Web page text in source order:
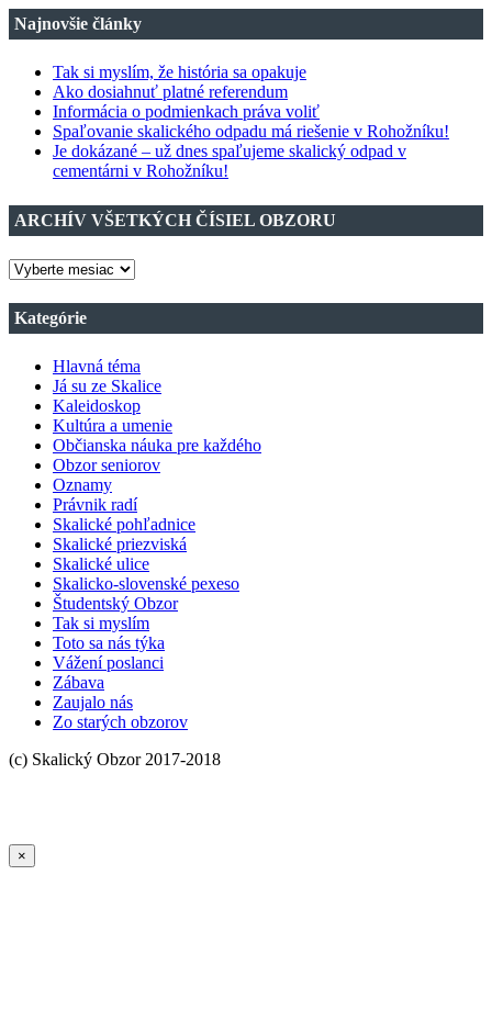
Najnovšie články
Tak si myslím, že história sa opakuje
Ako dosiahnuť platné referendum
Informácia o podmienkach práva voliť
Spaľovanie skalického odpadu má riešenie v Rohožníku!
Je dokázané – už dnes spaľujeme skalický odpad v
cementárni v Rohožníku!
ARCHÍV VŠETKÝCH ČÍSIEL OBZORU
ARCHÍV
ČÍSIEL
OBZORU
Kategórie
Hlavná téma
Já su ze Skalice
Kaleidoskop
Kultúra a umenie
Občianska náuka pre každého
Obzor seniorov
Oznamy
Právnik radí
Skalické pohľadnice
Skalické priezviská
Skalické ulice
Skalicko-slovenské pexeso
Študentský Obzor
Tak si myslím
Toto sa nás týka
Vážení poslanci
Zábava
Zaujalo nás
Zo starých obzorov
×